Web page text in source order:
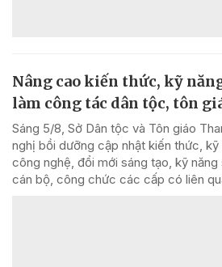
Nâng cao kiến thức, kỹ
làm công tác dân tộc, tôn
Sáng 5/8, Sở Dân tộc và Tôn giáo
nghị bồi dưỡng cập nhật kiến thức,
công nghệ, đổi mới sáng tạo, kỹ
cán bộ, công chức các cấp có liên